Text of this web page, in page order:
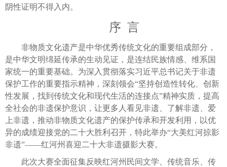
阴性证明不得入内。
序 言
非物质文化遗产是中华优秀传统文化的重要组成部分，
是中华文明绵延传承的生动见证，是连结民族情感、维系国
家统一的重要基础。为深入贯彻落实习近平总书记关于非遗
保护工作的重要指示精神，深刻领会“坚持创造性转化、创新
性发展，找到传统文化和现代生活的连接点”精神实质，提高
全社会的非遗保护意识，让更多人看见非遗、了解非遗、爱
上非遗，推动非物质文化遗产的保护传承和开发利用，以优
异的成绩迎接党的二十大胜利召开，特此举办“大美红河掠影
非遗”——红河州喜迎二十大非遗摄影大赛。
此次大赛全面征集反映红河州民间文学、传统音乐、传